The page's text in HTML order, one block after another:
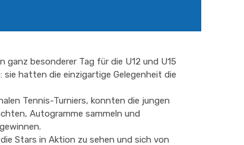
ganz besonderer Tag für die U12 und U15
hatten die einzigartige Gelegenheit die
Tennis-Turniers, konnten die jungen
Autogramme sammeln und
Stars in Aktion zu sehen und sich von